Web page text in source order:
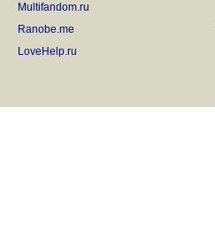
Multifandom.ru
Ranobe.me
LoveHelp.ru